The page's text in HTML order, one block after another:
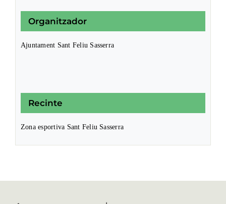
Organitzador
Ajuntament Sant Feliu Sasserra
Recinte
Zona esportiva Sant Feliu Sasserra